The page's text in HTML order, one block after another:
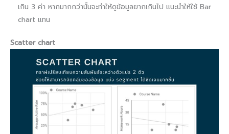
เกิน 3 ค่า หากมากกว่านั้นจะทำให้ดูข้อมูลยากเกินไป แนะนำให้ใช้ Bar
chart แทน
Scatter chart